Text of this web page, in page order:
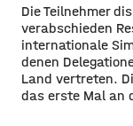
Die Teilnehmer
verabschieden
internationale
denen
Land vertreten.
das erste Mal an